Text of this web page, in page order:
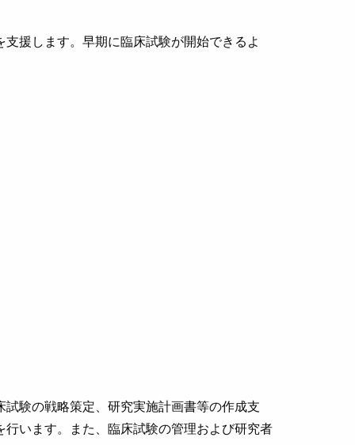
援します。早期に臨床試験が開始できるよ
験の戦略策定、研究実施計画書等の作成支
います。また、臨床試験の管理および研究者